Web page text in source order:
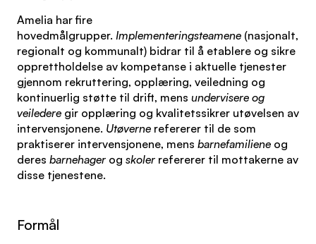
Amelia har fire
hovedmålgrupper. Implementeringsteamene (nasjonalt,
regionalt og kommunalt) bidrar til å etablere og sikre
opprettholdelse av kompetanse i aktuelle tjenester
gjennom rekruttering, opplæring, veiledning og
kontinuerlig støtte til drift, mens undervisere og
veiledere gir opplæring og kvalitetssikrer utøvelsen av
intervensjonene. Utøverne refererer til de som
praktiserer intervensjonene, mens barnefamiliene og
deres barnehager og skoler refererer til mottakerne av
disse tjenestene.
Formål